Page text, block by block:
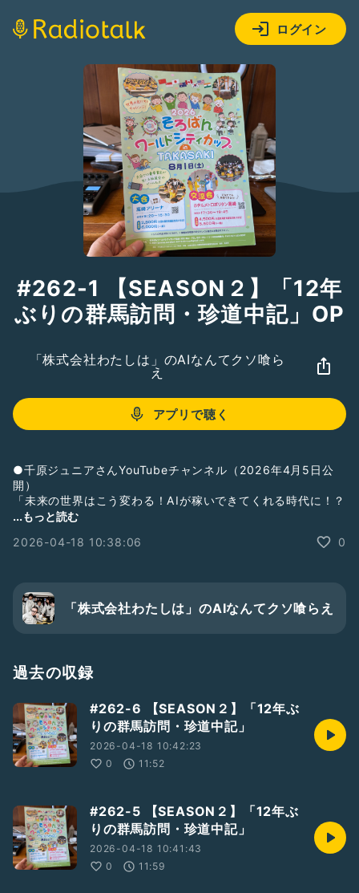
ログイン
#262-1 【SEASON２】「12年
ぶりの群馬訪問・珍道中記」OP
「株式会社わたしは」のAIなんてクソ喰ら
え
アプリで聴く
●千原ジュニアさんYouTubeチャンネル（2026年4月5日公
開）
「未来の世界はこう変わる！AIが稼いできてくれる時代に！？
大喜利AI発案者・竹之内大輔さんと話したら凄く興味深い話が
https://youtu.be/4eLJA3nPsHo?si=AAQI5ItCBwVuknEh
「資本主義研究、大喜利AIとabc予想と量子エンタングルメン
ト、株式会社わたしは廃業秘話」(2時間46分15秒)
https://youtu.be/tZRfUAvLUJY?si=2odQhNdigcxCd0sq
https://www.instagram.com/daisuke_takenouchi
感想&リクエストはこちら
https://goo.gl/forms/BjuPvFTgTPl4XxNB3
...もっと読む
2026-04-18 10:38:06
0
「株式会社わたしは」のAIなんてクソ喰らえ
過去の収録
#262-6 【SEASON２】「12年ぶ
りの群馬訪問・珍道中記」
2026-04-18 10:42:23
0
11:52
#262-5 【SEASON２】「12年ぶ
りの群馬訪問・珍道中記」
2026-04-18 10:41:43
0
11:59